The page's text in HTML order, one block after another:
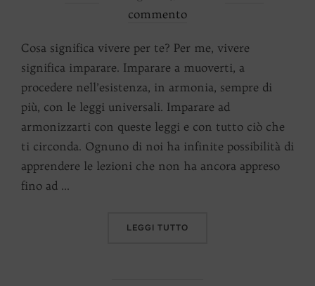
commento
Cosa significa vivere per te? Per me, vivere
significa imparare. Imparare a muoverti, a
procedere nell’esistenza, in armonia, sempre di
più, con le leggi universali. Imparare ad
armonizzarti con queste leggi e con tutto ciò che
ti circonda. Ognuno di noi ha infinite possibilità di
apprendere le lezioni che non ha ancora appreso
fino ad …
LEGGI TUTTO